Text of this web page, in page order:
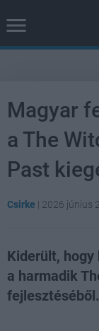
Magyar
a The
Past
Csirke | 2026 június
Kiderült,
a harmadik
fejlesztéséből.